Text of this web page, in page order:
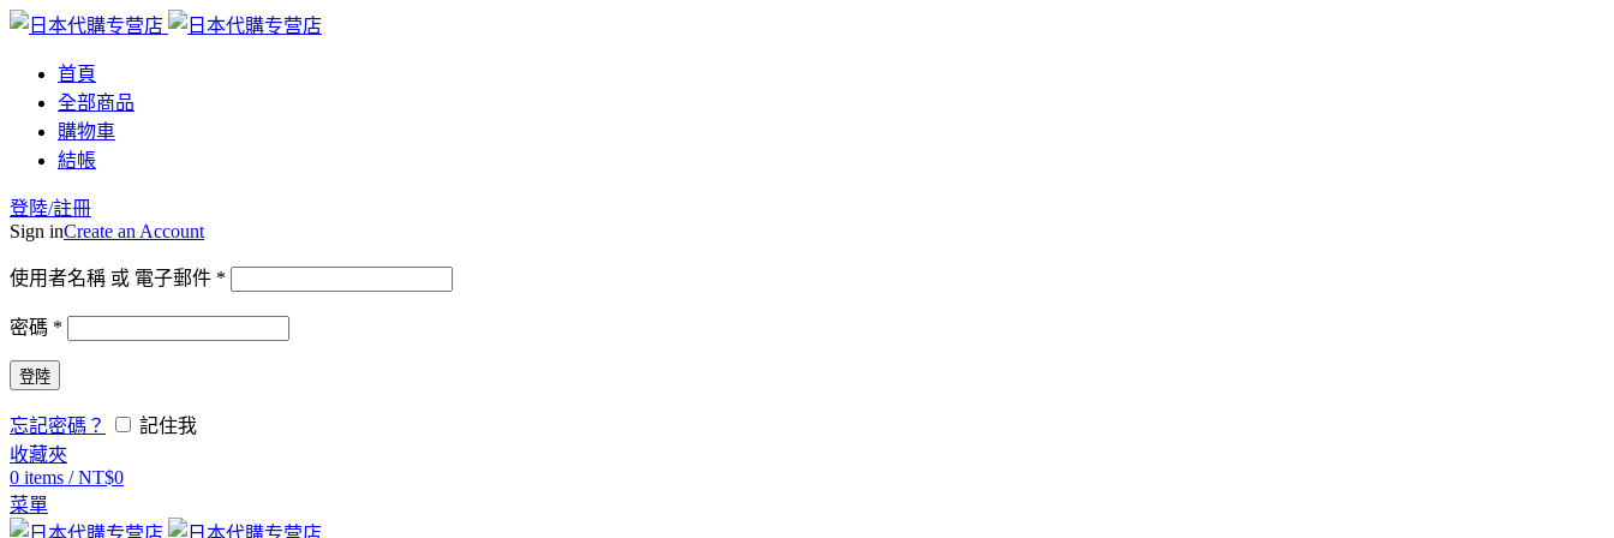
首頁
全部商品
購物車
結帳
登陸/註冊
Sign inCreate an Account
使用者名稱 或 電子郵件 *
密碼 *
登陸
忘記密碼？
記住我
收藏夾
0 items / NT$0
菜單